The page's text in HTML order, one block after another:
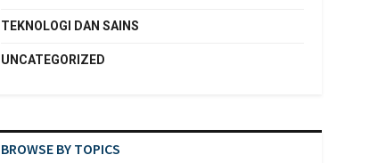
TEKNOLOGI DAN SAINS
UNCATEGORIZED
BROWSE BY TOPICS